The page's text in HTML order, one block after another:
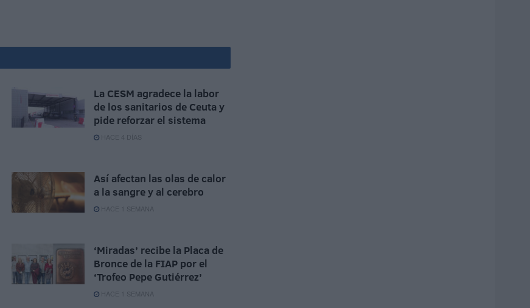
La CESM agradece la labor
de los sanitarios de Ceuta y
pide reforzar el sistema
HACE 4 DÍAS
Así afectan las olas de calor
a la sangre y al cerebro
HACE 1 SEMANA
‘Miradas’ recibe la Placa de
Bronce de la FIAP por el
‘Trofeo Pepe Gutiérrez’
HACE 1 SEMANA